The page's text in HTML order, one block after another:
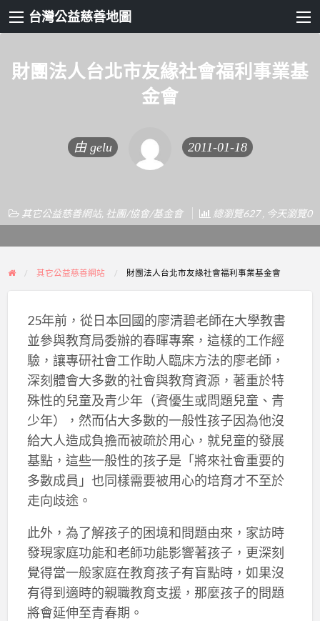
台灣公益慈善地圖
財團法人台北市友緣社會福利事業基
金會
由 gelu 2011-01-18
其它公益慈善網站, 社團/協會/基金會 總瀏覽627 , 今天瀏覽0
其它公益慈善網站 財團法人台北市友緣社會福利事業基金會
25年前，從日本回國的廖清碧老師在大學教書
並參與教育局委辦的春暉專案，這樣的工作經
驗，讓專研社會工作助人臨床方法的廖老師，
深刻體會大多數的社會與教育資源，著重於特
殊性的兒童及青少年（資優生或問題兒童、青
少年），然而佔大多數的一般性孩子因為他沒
給大人造成負擔而被疏於用心，就兒童的發展
基點，這些一般性的孩子是「將來社會重要的
多數成員」也同樣需要被用心的培育才不至於
走向歧途。
此外，為了解孩子的困境和問題由來，家訪時
發現家庭功能和老師功能影響著孩子，更深刻
覺得當一般家庭在教育孩子有盲點時，如果沒
有得到適時的親職教育支援，那麼孩子的問題
將會延伸至青春期。